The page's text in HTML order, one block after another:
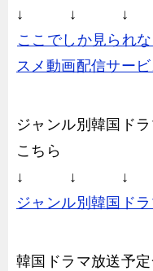
↓ ↓ ↓
ここでしか見られ
スメ動画配信サービ
ジャンル別韓国ド
こちら
↓ ↓ ↓
ジャンル別韓国ド
韓国ドラマ放送予